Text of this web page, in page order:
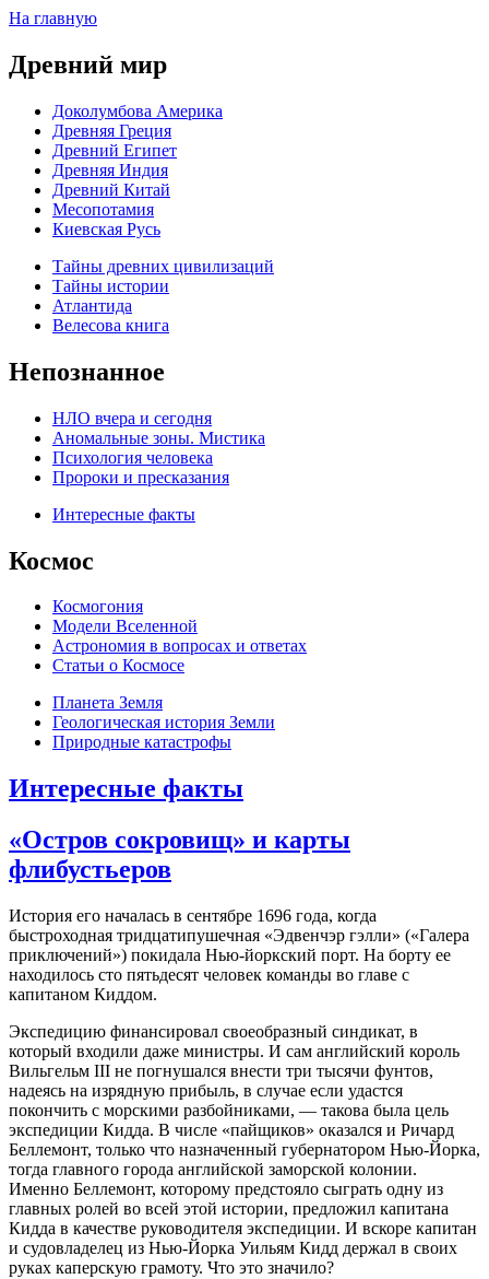
На главную
Древний мир
Доколумбова Америка
Древняя Греция
Древний Египет
Древняя Индия
Древний Китай
Месопотамия
Киевская Русь
Тайны древних цивилизаций
Тайны истории
Атлантида
Велесова книга
Непознанное
НЛО вчера и сегодня
Аномальные зоны. Мистика
Психология человека
Пророки и пресказания
Интересные факты
Космос
Космогония
Модели Вселенной
Астрономия в вопросах и ответах
Cтатьи о Космосе
Планета Земля
Геологическая история Земли
Природные катастрофы
Интересные факты
«Остров сокровищ» и карты
флибустьеров
История его началась в сентябре 1696 года, когда
быстроходная тридцатипушечная «Эдвенчэр гэлли» («Галера
приключений») покидала Нью-йоркский порт. На борту ее
находилось сто пятьдесят человек команды во главе с
капитаном Киддом.
Экспедицию финансировал своеобразный синдикат, в
который входили даже министры. И сам английский король
Вильгельм III не погнушался внести три тысячи фунтов,
надеясь на изрядную прибыль, в случае если удастся
покончить с морскими разбойниками, — такова была цель
экспедиции Кидда. В числе «пайщиков» оказался и Ричард
Беллемонт, только что назначенный губернатором Нью-Йорка,
тогда главного города английской заморской колонии.
Именно Беллемонт, которому предстояло сыграть одну из
главных ролей во всей этой истории, предложил капитана
Кидда в качестве руководителя экспедиции. И вскоре капитан
и судовладелец из Нью-Йорка Уильям Кидд держал в своих
руках каперскую грамоту. Что это значило?